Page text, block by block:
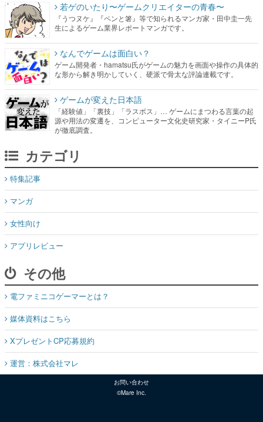
若ゲのいたり〜ゲームクリエイターの青春〜
『うつヌケ』『ペンと箸』等で知られるマンガ家・田中圭一先
生によるゲーム業界レポートマンガです。
なんでゲームは面白い？
ゲーム開発者・hamatsu氏がゲームの魅力を画面や操作の具体的
な形から解き明かしていく、硬派で骨太な評論連載です。
ゲームが変えた日本語
「経験値」「裏技」「ラスボス」… ゲームにまつわる言葉の起
源や用法の変遷を、コンピューター文化史研究家・タイニーP氏
が徹底調査。
カテゴリ
特集記事
マンガ
女性向け
アプリレビュー
その他
電ファミニコゲーマーとは？
媒体資料はこちら
XプレゼントCP応募規約
運営：株式会社マレ
お問い合わせ
©Mare Inc.